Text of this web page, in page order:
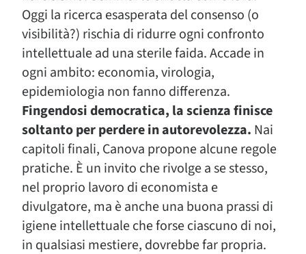
Oggi la ricerca esasperata del consenso (o
visibilità?) rischia di ridurre ogni confronto
intellettuale ad una sterile faida. Accade in
ogni ambito: economia, virologia,
epidemiologia non fanno differenza.
Fingendosi democratica, la scienza finisce
soltanto per perdere in autorevolezza. Nai
capitoli finali, Canova propone alcune regole
pratiche. È un invito che rivolge a se stesso,
nel proprio lavoro di economista e
divulgatore, ma è anche una buona prassi di
igiene intellettuale che forse ciascuno di noi,
in qualsiasi mestiere, dovrebbe far propria.